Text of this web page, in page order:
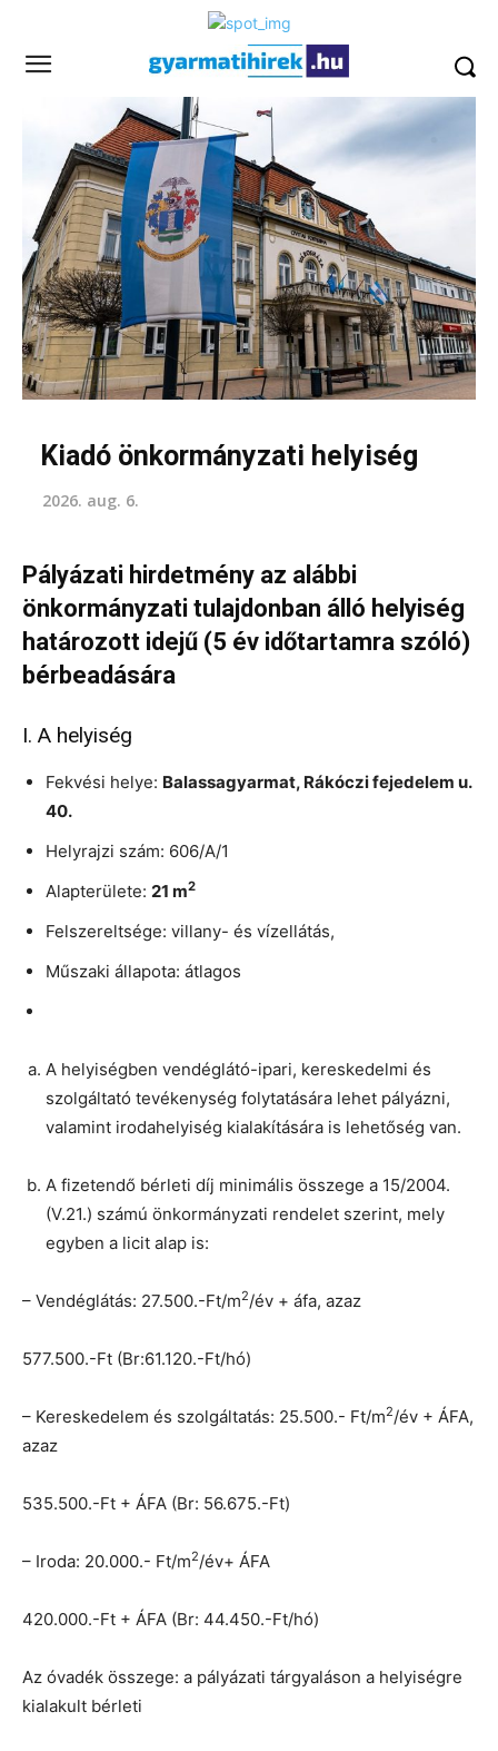
Kiadó önkormányzati helyiség
2026. aug. 6.
Pályázati hirdetmény az alábbi
önkormányzati tulajdonban álló helyiség
határozott idejű (5 év időtartamra szóló)
bérbeadására
I. A helyiség
Fekvési helye: Balassagyarmat, Rákóczi fejedelem u.
40.
Helyrajzi szám: 606/A/1
Alapterülete: 21 m2
Felszereltsége: villany- és vízellátás,
Műszaki állapota: átlagos
A helyiségben vendéglátó-ipari, kereskedelmi és
szolgáltató tevékenység folytatására lehet pályázni,
valamint irodahelyiség kialakítására is lehetőség van.
A fizetendő bérleti díj minimális összege a 15/2004.
(V.21.) számú önkormányzati rendelet szerint, mely
egyben a licit alap is:
– Vendéglátás: 27.500.-Ft/m2/év + áfa, azaz
577.500.-Ft (Br:61.120.-Ft/hó)
– Kereskedelem és szolgáltatás: 25.500.- Ft/m2/év + ÁFA,
azaz
535.500.-Ft + ÁFA (Br: 56.675.-Ft)
– Iroda: 20.000.- Ft/m2/év+ ÁFA
420.000.-Ft + ÁFA (Br: 44.450.-Ft/hó)
Az óvadék összege: a pályázati tárgyaláson a helyiségre
kialakult bérleti